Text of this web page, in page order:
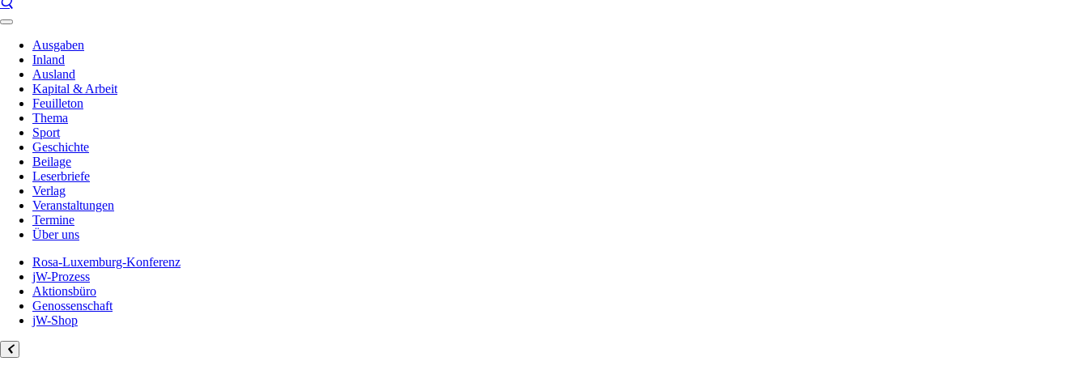
Ausgaben
Inland
Ausland
Kapital & Arbeit
Feuilleton
Thema
Sport
Geschichte
Beilage
Leserbriefe
Verlag
Veranstaltungen
Termine
Über uns
Rosa-Luxemburg-Konferenz
jW-Prozess
Aktionsbüro
Genossenschaft
jW-Shop